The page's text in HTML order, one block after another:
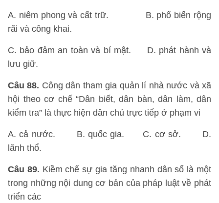
A. niêm phong và cất trữ. B. phổ biến rộng
rãi và công khai.
C. bảo đảm an toàn và bí mật. D. phát hành và
lưu giữ.
Câu 88. Công dân tham gia quản lí nhà nước và xã
hội theo cơ chế “Dân biết, dân bàn, dân làm, dân
kiểm tra” là thực hiện dân chủ trực tiếp ở phạm vi
A. cả nước. B. quốc gia. C. cơ sở. D.
lãnh thổ.
Câu 89. Kiềm chế sự gia tăng nhanh dân số là một
trong những nội dung cơ bản của pháp luật về phát
triển các